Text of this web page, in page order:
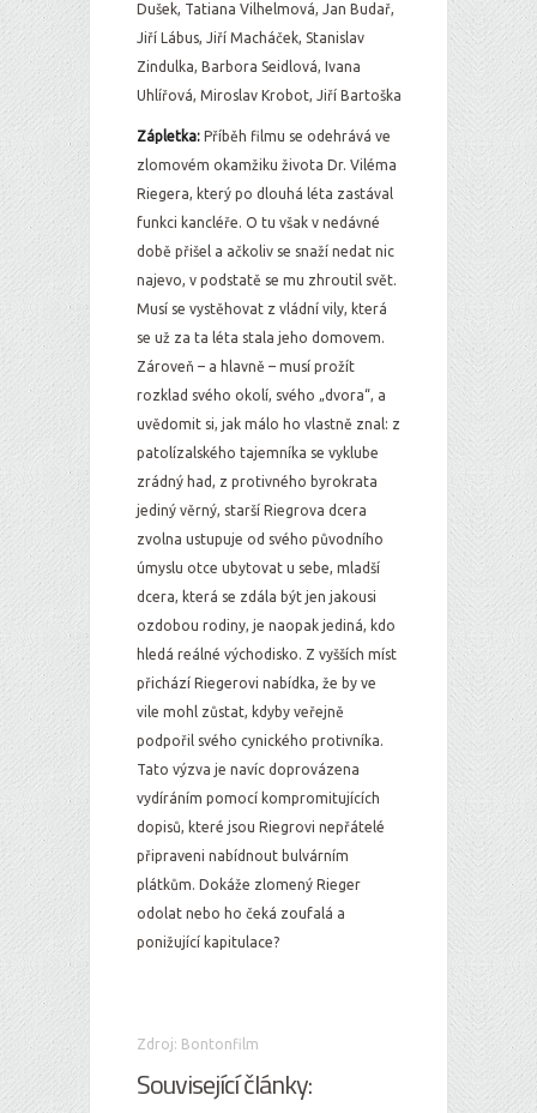
Dušek, Tatiana Vilhelmová, Jan Budař,
Jiří Lábus, Jiří Macháček, Stanislav
Zindulka, Barbora Seidlová, Ivana
Uhlířová, Miroslav Krobot, Jiří Bartoška
Zápletka: Příběh filmu se odehrává ve
zlomovém okamžiku života Dr. Viléma
Riegera, který po dlouhá léta zastával
funkci kancléře. O tu však v nedávné
době přišel a ačkoliv se snaží nedat nic
najevo, v podstatě se mu zhroutil svět.
Musí se vystěhovat z vládní vily, která
se už za ta léta stala jeho domovem.
Zároveň – a hlavně – musí prožít
rozklad svého okolí, svého „dvora“, a
uvědomit si, jak málo ho vlastně znal: z
patolízalského tajemníka se vyklube
zrádný had, z protivného byrokrata
jediný věrný, starší Riegrova dcera
zvolna ustupuje od svého původního
úmyslu otce ubytovat u sebe, mladší
dcera, která se zdála být jen jakousi
ozdobou rodiny, je naopak jediná, kdo
hledá reálné východisko. Z vyšších míst
přichází Riegerovi nabídka, že by ve
vile mohl zůstat, kdyby veřejně
podpořil svého cynického protivníka.
Tato výzva je navíc doprovázena
vydíráním pomocí kompromitujících
dopisů, které jsou Riegrovi nepřátelé
připraveni nabídnout bulvárním
plátkům. Dokáže zlomený Rieger
odolat nebo ho čeká zoufalá a
ponižující kapitulace?
Zdroj: Bontonfilm
Související články: